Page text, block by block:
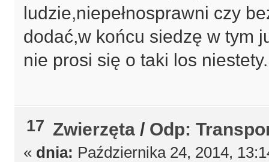
ludzie,niepełnosprawni czy
dodać,w końcu siedzę w tym
nie prosi się o taki los niestety.
17 Zwierzęta / Odp:
« dnia: Października 24, 2014,